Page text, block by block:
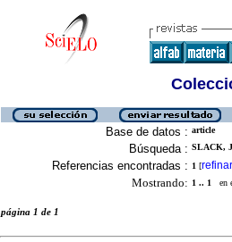
Base de datos : article
Búsqueda : SLACK,
Referencias encontradas : 1 [refinar
Mostrando: 1 .. 1 en
página 1 de 1